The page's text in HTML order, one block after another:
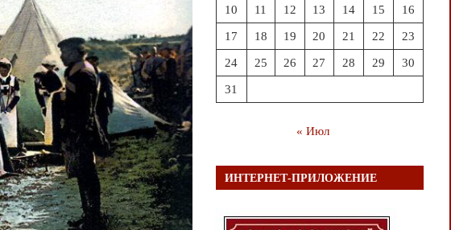
10 11 12 13 14 15 16
17 18 19 20 21 22 23
24 25 26 27 28 29 30
31
« Июл
ИНТЕРНЕТ-ПРИЛОЖЕНИЕ